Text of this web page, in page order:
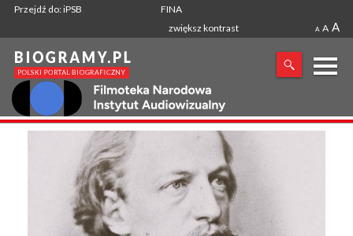
Przejdź do: iPSB
FINA
zwiększ kontrast
A A A
X
SZUKANA FRAZA